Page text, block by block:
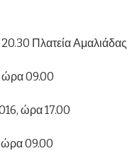
Πλατεία Αμαλιάδας
ώρα 09.00
ώρα 17.00
09.00